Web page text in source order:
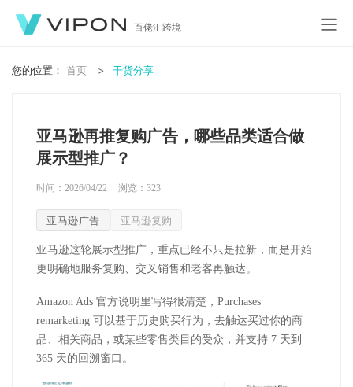
百佬汇跨境
您的位置： 首页 干货分享
亚马逊再推复购广告，哪些品类适合做
展示型推广？
时间：2026/04/22 浏览： 323
亚马逊广告 亚马逊复购
亚马逊这轮展示型推广，重点已经不只是拉新，而是开始
更明确地服务复购、交叉销售和老客再触达。
Amazon Ads 官方说明里写得很清楚， Purchases
remarketing 可以基于历史购买行为，去触达买过你的商
品、相关商品，或某些零售类目的受众，并支持 7 天到
365 天的回溯窗口。